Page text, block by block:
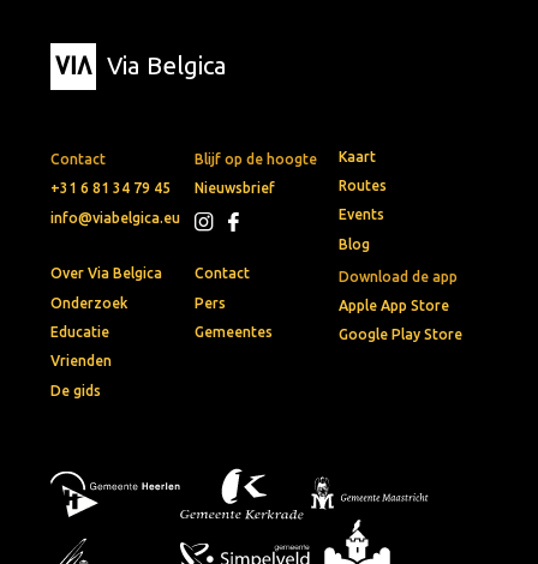
Via Belgica
Contact
+31 6 81 34 79 45
info@viabelgica.eu
Blijf op de hoogte
Nieuwsbrief
Download de app
Apple App Store
Google Play Store
Kaart
Routes
Events
Blog
Over Via Belgica
Onderzoek
Educatie
Vrienden
De gids
Contact
Pers
Gemeentes